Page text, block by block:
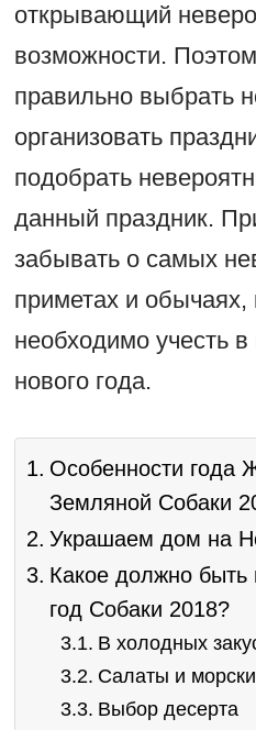
открывающий
возможности.
правильно выбрать
организовать
подобрать
данный праздник.
забывать о самых
приметах и обычаях,
необходимо учесть
нового года.
Особенности года
Земляной Собаки
Украшаем дом на
Какое должно
год Собаки 2018?
В холодных
Салаты и
Выбор десерта